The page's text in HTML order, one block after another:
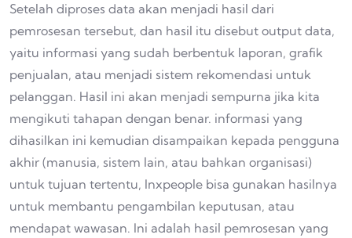
Setelah diproses data akan menjadi hasil dari
pemrosesan tersebut, dan hasil itu disebut output data,
yaitu informasi yang sudah berbentuk laporan, grafik
penjualan, atau menjadi sistem rekomendasi untuk
pelanggan. Hasil ini akan menjadi sempurna jika kita
mengikuti tahapan dengan benar. informasi yang
dihasilkan ini kemudian disampaikan kepada pengguna
akhir (manusia, sistem lain, atau bahkan organisasi)
untuk tujuan tertentu, Inxpeople bisa gunakan hasilnya
untuk membantu pengambilan keputusan, atau
mendapat wawasan. Ini adalah hasil pemrosesan yang